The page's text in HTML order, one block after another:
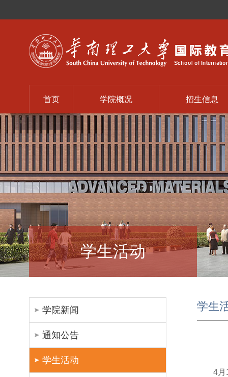
首页 学院概况 招生信息
学生活动
学院新闻
通知公告
学生活动
学生
4月